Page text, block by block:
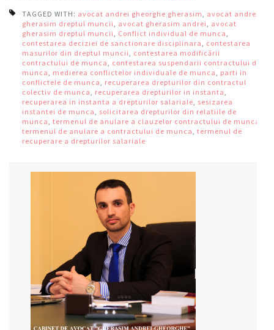
TAGGED WITH: avocat andrei gheorghe gherasim, avocat andrei
gherasim dreptul muncii, avocat gherasim andrei, avocat
gherasim dreptul muncii, Conflict individual de munca,
contestarea deciziei de sanctionare disciplinara, contestarea
masurilor din dreptul muncii, contestarea modificării
contractului de munca, contestarea suspendarii contractului de
munca, medierea conflictelor individuale de munca, parti in
conflictele de munca, recuperarea drepturilor din contractul
colectiv de munca, recuperarea drepturilor in instanta,
recuperarea in instanta a drepturilor salariale, sesizarea
instantei de munca, solicitarea drepturilor din relatiile de
munca, termenul de anulare a clauzelor contractului de munca
termenul de anulare a contractului de munca, termenul de
recuperare a drepturilor salariale